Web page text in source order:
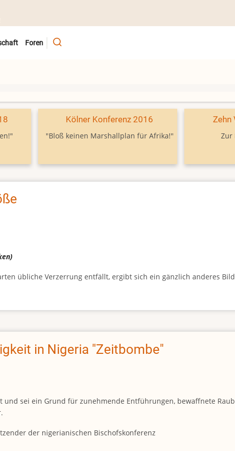
Foren
Kölner Konferenz 2016
"Bloß keinen Marshallplan für Afrika!"
Zehn
Zur
übliche Verzerrung entfällt, ergibt sich ein gänzlich anderes
in Nigeria "Zeitbombe"
und sei ein Grund für zunehmende Entführungen, bewaffnete
der nigerianischen Bischofskonferenz